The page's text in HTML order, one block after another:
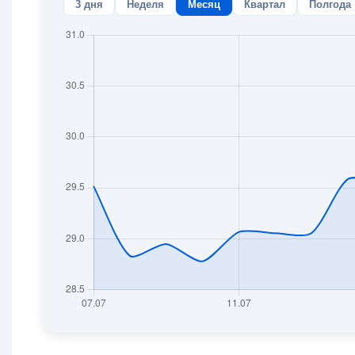
3 дня Неделя Месяц Квартал Полгода